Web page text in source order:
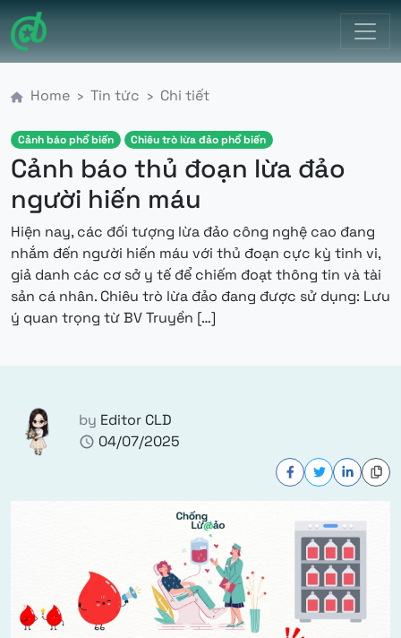
Điều hướng chính
Home Tin tức Chi tiết
Cảnh báo phổ biến Chiêu trò lừa đảo phổ biến
Cảnh báo thủ đoạn lừa đảo
người hiến máu
Hiện nay, các đối tượng lừa đảo công nghệ cao đang
nhắm đến người hiến máu với thủ đoạn cực kỳ tinh vi,
giả danh các cơ sở y tế để chiếm đoạt thông tin và tài
sản cá nhân. Chiêu trò lừa đảo đang được sử dụng: Lưu
ý quan trọng từ BV Truyền […]
by Editor CLD
schedule 04/07/2025